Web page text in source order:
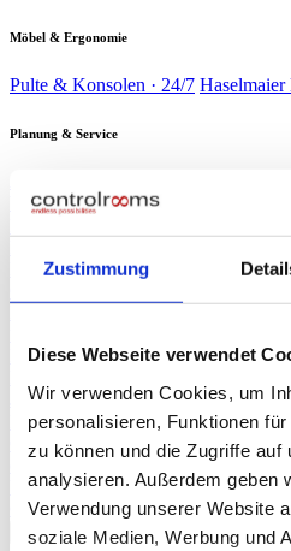
Zustimmung
Diese Webseite verwendet
Wir verwenden Cookies, um
personalisieren, Funktionen
zu können und die Zugriffe auf
analysieren. Außerdem geben
Verwendung unserer Website
soziale Medien, Werbung und
Möbel & Ergonomie
Pulte & Konsolen · 24/7
Planung & Service
Verträge Verbrauchsmaterial
BahnLeitzentralen & Stellwerkstechnik
Planung & Design
Journal
Presse▾
ORF NÖ BerichtTV-Beitrag: Spezialist
Produktportfolio auf einen
Über uns
KI
Beratung anfragen→